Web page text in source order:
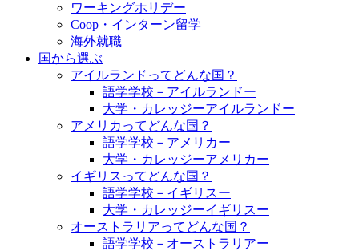
ワーキングホリデー
Coop・インターン留学
海外就職
国から選ぶ
アイルランドってどんな国？
語学学校－アイルランドー
大学・カレッジーアイルランドー
アメリカってどんな国？
語学学校－アメリカー
大学・カレッジーアメリカー
イギリスってどんな国？
語学学校－イギリスー
大学・カレッジーイギリスー
オーストラリアってどんな国？
語学学校－オーストラリアー